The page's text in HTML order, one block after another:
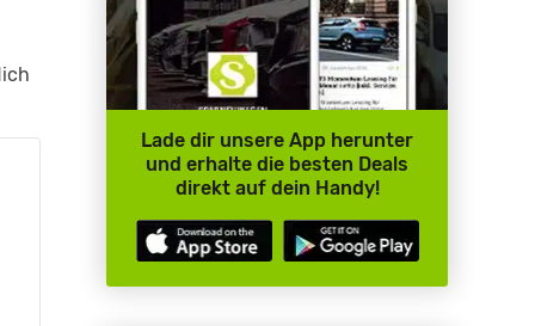
Lade dir unsere App herunter
und erhalte die besten Deals
direkt auf dein Handy!